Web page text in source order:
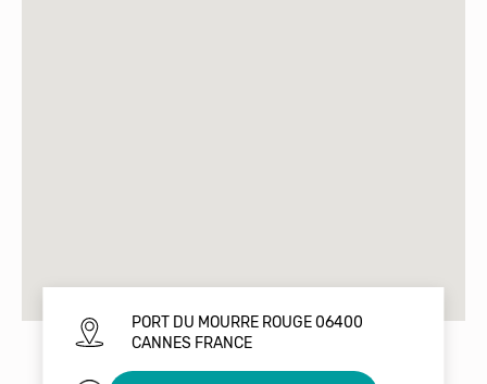
PORT DU MOURRE ROUGE 06400
CANNES FRANCE